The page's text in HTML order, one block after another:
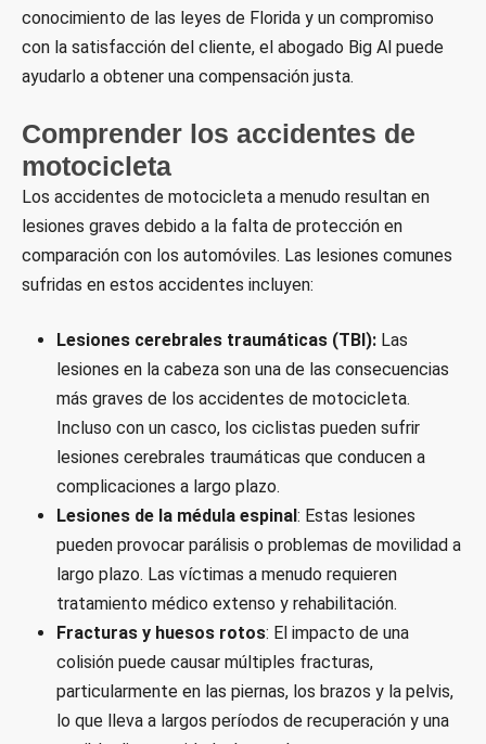
conocimiento de las leyes de Florida y un compromiso
con la satisfacción del cliente, el abogado Big Al puede
ayudarlo a obtener una compensación justa.
Comprender los accidentes de
motocicleta
Los accidentes de motocicleta a menudo resultan en
lesiones graves debido a la falta de protección en
comparación con los automóviles. Las lesiones comunes
sufridas en estos accidentes incluyen:
Lesiones cerebrales traumáticas (TBI): Las
lesiones en la cabeza son una de las consecuencias
más graves de los accidentes de motocicleta.
Incluso con un casco, los ciclistas pueden sufrir
lesiones cerebrales traumáticas que conducen a
complicaciones a largo plazo.
Lesiones de la médula espinal: Estas lesiones
pueden provocar parálisis o problemas de movilidad a
largo plazo. Las víctimas a menudo requieren
tratamiento médico extenso y rehabilitación.
Fracturas y huesos rotos: El impacto de una
colisión puede causar múltiples fracturas,
particularmente en las piernas, los brazos y la pelvis,
lo que lleva a largos períodos de recuperación y una